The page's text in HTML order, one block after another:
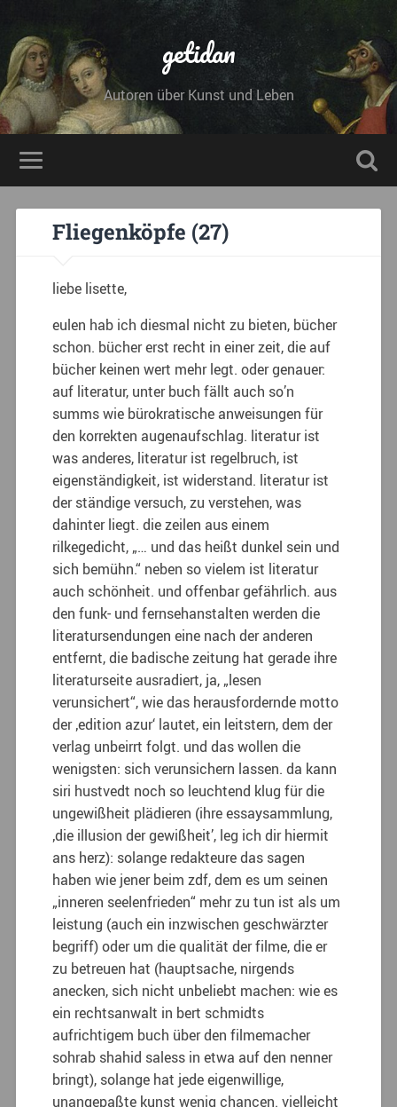
getidan
Autoren über Kunst und Leben
Fliegenköpfe (27)
liebe lisette,
eulen hab ich diesmal nicht zu bieten, bücher
schon. bücher erst recht in einer zeit, die auf
bücher keinen wert mehr legt. oder genauer:
auf literatur, unter buch fällt auch so’n
summs wie bürokratische anweisungen für
den korrekten augenaufschlag. literatur ist
was anderes, literatur ist regelbruch, ist
eigenständigkeit, ist widerstand. literatur ist
der ständige versuch, zu verstehen, was
dahinter liegt. die zeilen aus einem
rilkegedicht, „… und das heißt dunkel sein und
sich bemühn.“ neben so vielem ist literatur
auch schönheit. und offenbar gefährlich. aus
den funk- und fernsehanstalten werden die
literatursendungen eine nach der anderen
entfernt, die badische zeitung hat gerade ihre
literaturseite ausradiert, ja, „lesen
verunsichert“, wie das herausfordernde motto
der ‚edition azur‘ lautet, ein leitstern, dem der
verlag unbeirrt folgt. und das wollen die
wenigsten: sich verunsichern lassen. da kann
siri hustvedt noch so leuchtend klug für die
ungewißheit plädieren (ihre essaysammlung,
‚die illusion der gewißheit’, leg ich dir hiermit
ans herz): solange redakteure das sagen
haben wie jener beim zdf, dem es um seinen
„inneren seelenfrieden“ mehr zu tun ist als um
leistung (auch ein inzwischen geschwärzter
begriff) oder um die qualität der filme, die er
zu betreuen hat (hauptsache, nirgends
anecken, sich nicht unbeliebt machen: wie es
ein rechtsanwalt in bert schmidts
aufrichtigem buch über den filmemacher
sohrab shahid saless in etwa auf den nenner
bringt), solange hat jede eigenwillige,
unangepaßte kunst wenig chancen. vielleicht